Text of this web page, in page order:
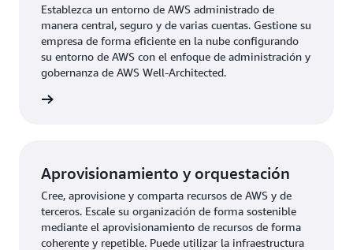
Establezca un entorno de AWS administrado de
manera central, seguro y de varias cuentas. Gestione su
empresa de forma eficiente en la nube configurando
su entorno de AWS con el enfoque de administración y
gobernanza de AWS Well-Architected.
Aprovisionamiento y orquestación
Cree, aprovisione y comparta recursos de AWS y de
terceros. Escale su organización de forma sostenible
mediante el aprovisionamiento de recursos de forma
coherente y repetible. Puede utilizar la infraestructura